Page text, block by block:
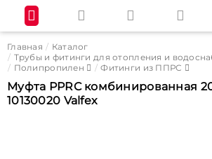
Главная
Каталог
Трубы и фитинги для отопления и
Полипропилен
Фитинги из ППРС
Муфта PPRC комбинированная
10130020 Valfex